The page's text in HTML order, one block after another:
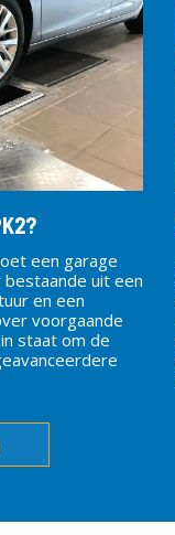
een garage
uit een
en een
voorgaande
staat om de